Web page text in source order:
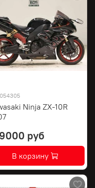
054305
Ninja ZX-10R
руб
В корзину